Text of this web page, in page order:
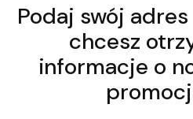
Podaj swój
chcesz
informacje o